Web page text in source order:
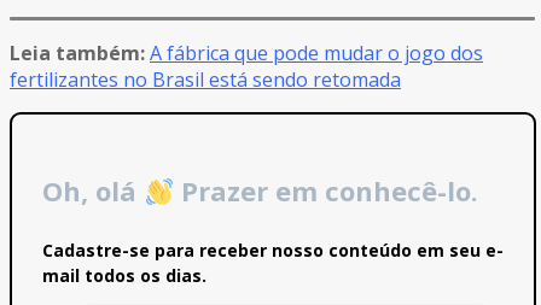
Leia também:A fábrica que pode mudar o jogo dos
fertilizantes no Brasil está sendo retomada
Oh, olá Prazer em conhecê-lo.
Cadastre-se para receber nosso conteúdo em seu e-
mail todos os dias.